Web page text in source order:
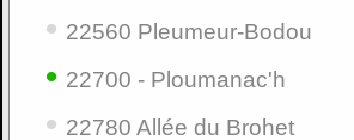
• 22560 Pleumeur-Bodou
• 22700 - Ploumanac'h
• 22780 Allée du Brohet